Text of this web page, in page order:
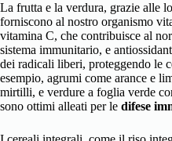
La frutta e la verdura, grazie alle
forniscono al nostro organismo
vitamina C, che contribuisce al
sistema immunitario, e
dei radicali liberi, proteggendo le
esempio, agrumi come arance e
mirtilli, e verdure a foglia verde
sono ottimi alleati per le difese